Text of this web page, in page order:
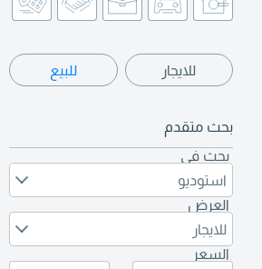
للايجار للبيع
بحث متقدم
بحث في
استوديو
العرض
للايجار
السعر